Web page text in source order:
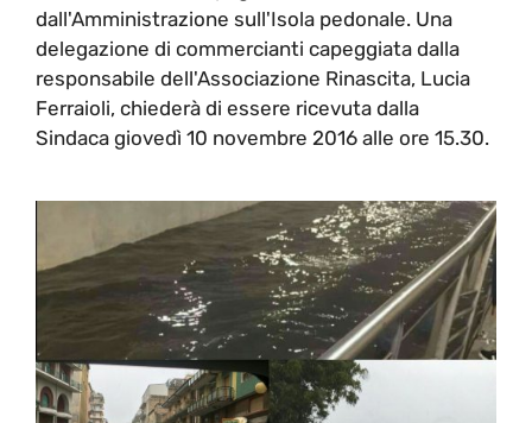
dall'Amministrazione sull'Isola pedonale. Una
delegazione di commercianti capeggiata dalla
responsabile dell'Associazione Rinascita, Lucia
Ferraioli, chiederà di essere ricevuta dalla
Sindaca giovedì 10 novembre 2016 alle ore 15.30.